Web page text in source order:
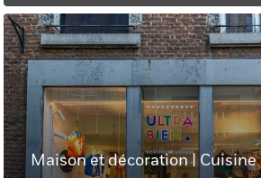
Maison et décoration| Cuisine